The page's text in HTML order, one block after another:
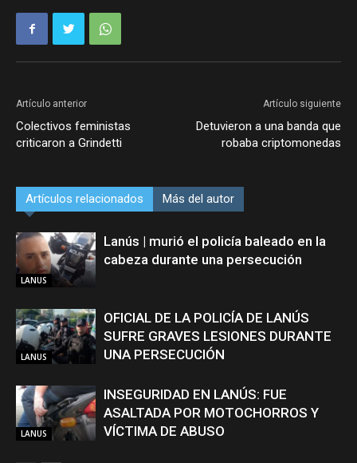
Artículo anterior
Colectivos feministas
criticaron a Grindetti
Artículo siguiente
Detuvieron a una banda que
robaba criptomonedas
Artículos relacionados Más del autor
LANUS
Lanús | murió el policía baleado en la
cabeza durante una persecución
LANUS
OFICIAL DE LA POLICÍA DE LANÚS
SUFRE GRAVES LESIONES DURANTE
UNA PERSECUCIÓN
LANUS
INSEGURIDAD EN LANÚS: FUE
ASALTADA POR MOTOCHORROS Y
VÍCTIMA DE ABUSO